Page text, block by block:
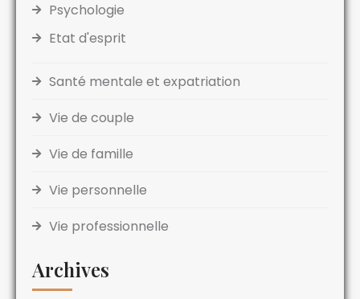
Psychologie
Etat d'esprit
Santé mentale et expatriation
Vie de couple
Vie de famille
Vie personnelle
Vie professionnelle
Archives